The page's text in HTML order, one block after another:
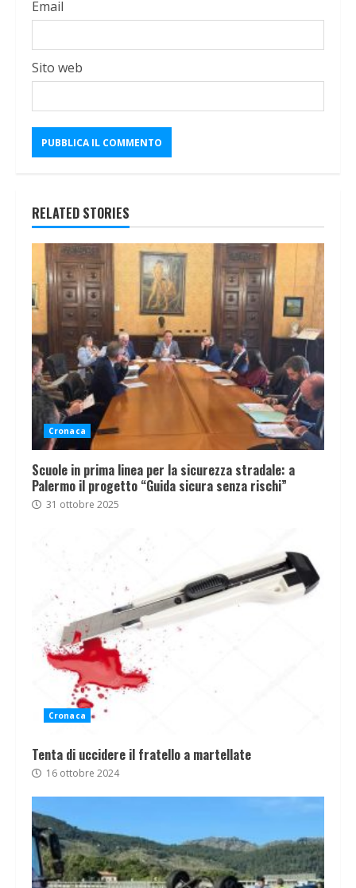
Email
Sito web
RELATED STORIES
Cronaca
Scuole in prima linea per la sicurezza stradale: a
Palermo il progetto “Guida sicura senza rischi”
31 ottobre 2025
Cronaca
Tenta di uccidere il fratello a martellate
16 ottobre 2024